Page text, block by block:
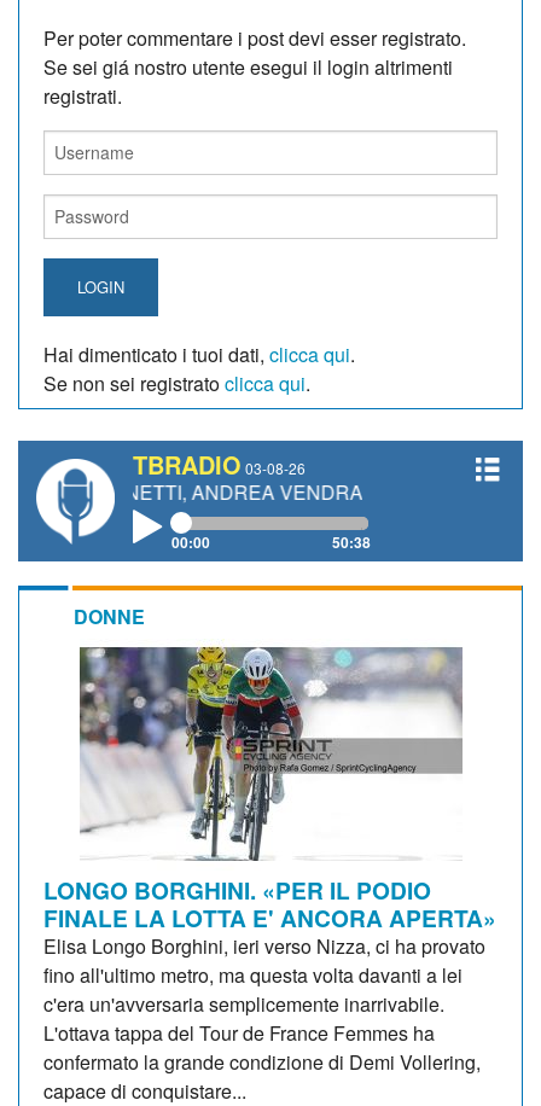
Per poter commentare i post devi esser registrato.
Se sei giá nostro utente esegui il login altrimenti
registrati.
LOGIN
Hai dimenticato i tuoi dati, clicca qui.
Se non sei registratoclicca qui.
TBRADIO 03-08-26
ANDREA VENDRAME, FILIPPO FIORELLI
00:00 50:38
DONNE
LONGO BORGHINI. «PER IL PODIO
FINALE LA LOTTA E' ANCORA APERTA»
Elisa Longo Borghini, ieri verso Nizza, ci ha provato
fino all'ultimo metro, ma questa volta davanti a lei
c'era un'avversaria semplicemente inarrivabile.
L'ottava tappa del Tour de France Femmes ha
confermato la grande condizione di Demi Vollering,
capace di conquistare...